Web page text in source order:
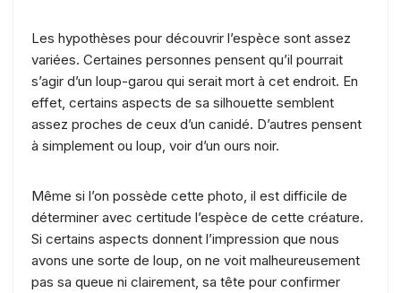
Les hypothèses pour découvrir l’espèce sont assez
variées. Certaines personnes pensent qu’il pourrait
s’agir d’un loup-garou qui serait mort à cet endroit. En
effet, certains aspects de sa silhouette semblent
assez proches de ceux d’un canidé. D’autres pensent
à simplement ou loup, voir d’un ours noir.
Même si l’on possède cette photo, il est difficile de
déterminer avec certitude l’espèce de cette créature.
Si certains aspects donnent l’impression que nous
avons une sorte de loup, on ne voit malheureusement
pas sa queue ni clairement, sa tête pour confirmer